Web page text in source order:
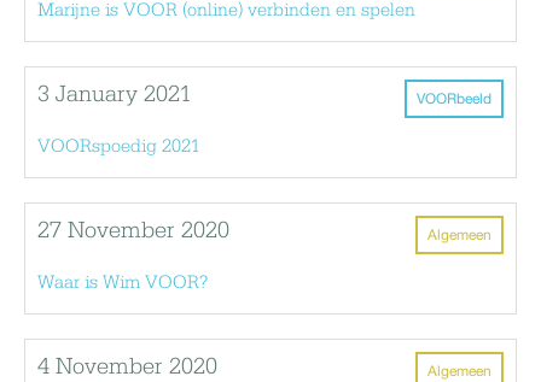
Marijne is VOOR (online) verbinden en spelen
VOORbeeld
3 January 2021
VOORspoedig 2021
Algemeen
27 November 2020
Waar is Wim VOOR?
Algemeen
4 November 2020